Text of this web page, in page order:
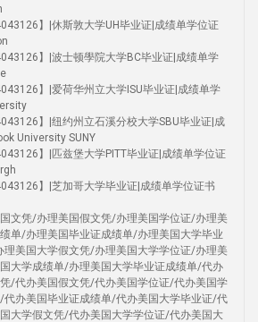
】|休斯敦大学UH毕业证|成绩单学位证
】|波士顿學院大学BC毕业证|成绩单学
】|爱荷华州立大学ISU毕业证|成绩单学
】|纽约州立石溪分校大学SBU毕业证|成
University SUNY
】|匹兹堡大学PITT毕业证|成绩单学位证
】|芝加哥大学毕业证|成绩单学位证书
文凭/办理美国假文凭/办理美国学位证/办理美
单/办理美国毕业证成绩单/办理美国大学毕业
美国大学假文凭/办理美国大学学位证/办理美
大学成绩单/办理美国大学毕业证成绩单/代办
/代办美国假文凭/代办美国学位证/代办美国学
办美国毕业证成绩单/代办美国大学毕业证/代
大学假文凭/代办美国大学学位证/代办美国大